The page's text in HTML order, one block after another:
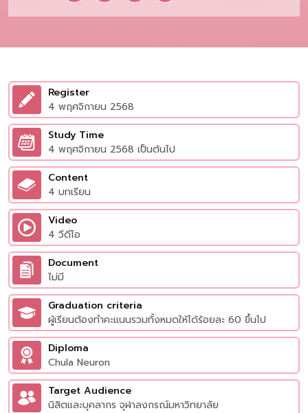
Register
4 พฤศจิกายน 2568
Study Time
4 พฤศจิกายน 2568 เป็นต้นไป
Content
4 บทเรียน
Video
4 วีดีโอ
Document
ไม่มี
Graduation criteria
ผู้เรียนต้องทำคะแนนรวมทั้งหมดให้ได้ร้อยละ 60 ขึ้นไป
Diploma
Chula Neuron
Target Audience
นิสิตและบุคลากร จุฬาลงกรณ์มหาวิทยาลัย